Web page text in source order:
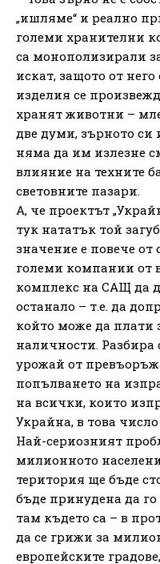
„ишляме“ и реално
големи хранителни
са монополизирали
искат, защото от
изделия се
хранят животни –
две думи, зърното
няма да им излезне
влияние на техните
световните пазари.
А, че проектът
тук нататък той
значение е повече от
големи компании от
комплекс на САЩ да
останало – т.е. да
който може да плати
наличности. Разбира
урожай от
попълването на
на всички, които
Украйна, в това
Най-сериозният
милионното
територия ще бъде
бъде принудена да
там където са – в
да се грижи за
европейските